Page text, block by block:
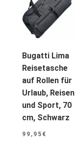
Bugatti Lima
Reisetasche
auf Rollen für
Urlaub, Reisen
und Sport, 70
cm, Schwarz
99,95 €